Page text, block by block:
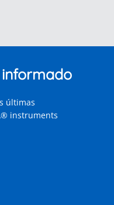
últimas
instruments